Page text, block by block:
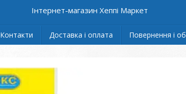
Інтернет-магазин Хеппі Маркет
Контакти Доставка і оплата Повернення і